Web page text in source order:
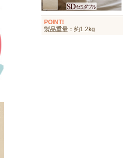
POINT!
製品重量：約1.2kg